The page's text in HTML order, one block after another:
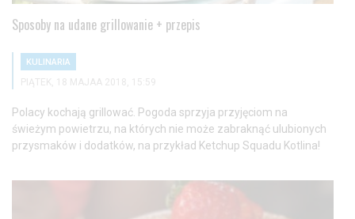
Sposoby na udane grillowanie + przepis
KULINARIA
PIĄTEK, 18 MAJAA 2018, 15:59
Polacy kochają grillować. Pogoda sprzyja przyjęciom na
świeżym powietrzu, na których nie może zabraknąć ulubionych
przysmaków i dodatków, na przykład Ketchup Squadu Kotlina!